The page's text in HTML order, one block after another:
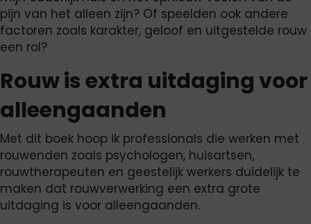
pijn van het alleen zijn? Of speelden ook andere
factoren zoals karakter, geloof en uitgestelde rouw
een rol?
Rouw is extra uitdaging voor
alleengaanden
Met dit boek hoop ik professionals die werken met
rouwenden zoals psychologen, huisartsen,
rouwtherapeuten en geestelijk werkers duidelijk te
maken dat rouwverwerking een extra grote
uitdaging is voor alleengaanden.